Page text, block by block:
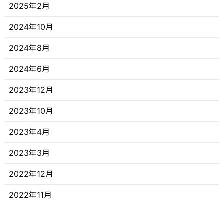
2025年2月
2024年10月
2024年8月
2024年6月
2023年12月
2023年10月
2023年4月
2023年3月
2022年12月
2022年11月